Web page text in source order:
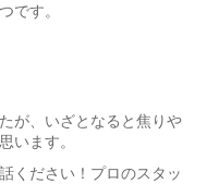
です。
が、いざとなると焦りや
います。
ください！プロのスタッ